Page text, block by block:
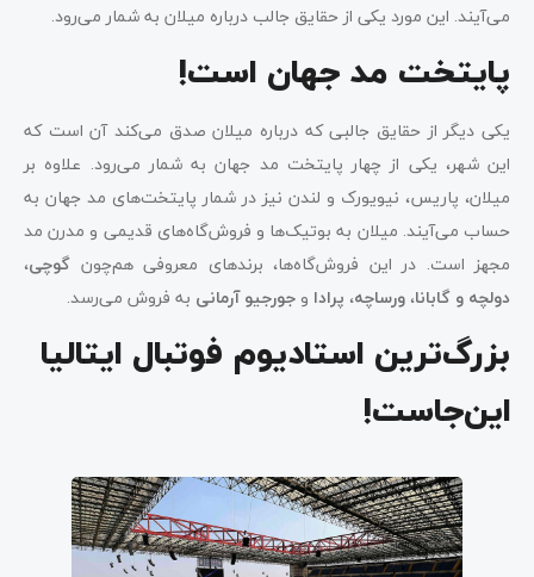
می‌آیند. این مورد یکی از حقایق جالب درباره میلان به شمار می‌رود.
پایتخت مد جهان است!
یکی دیگر از حقایق جالبی که درباره میلان صدق می‌کند آن است که
این شهر، یکی از چهار پایتخت مد جهان به شمار می‌رود. علاوه بر
میلان، پاریس، نیویورک و لندن نیز در شمار پایتخت‌های مد جهان به
حساب می‌آیند. میلان به بوتیک‌ها و فروش‌گاه‌های قدیمی و مدرن مد
مجهز است. در این فروش‌گاه‌ها، برندهای معروفی هم‌چون گوچی،
دولچه و گابانا، ورساچه، پرادا و جورجیو آرمانی به فروش می‌رسد.
بزرگ‌ترین استادیوم فوتبال ایتالیا
این‌جاست!